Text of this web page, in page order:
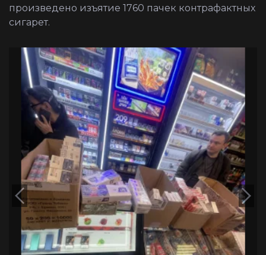
произведено изъятие 1760 пачек контрафактных
сигарет.